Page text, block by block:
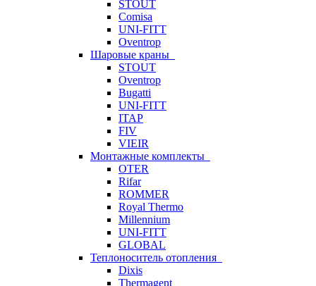
STOUT
Comisa
UNI-FITT
Oventrop
Шаровые краны
STOUT
Oventrop
Bugatti
UNI-FITT
ITAP
FIV
VIEIR
Монтажные комплекты
OTER
Rifar
ROMMER
Royal Thermo
Millennium
UNI-FITT
GLOBAL
Теплоноситель отопления
Dixis
Thermagent